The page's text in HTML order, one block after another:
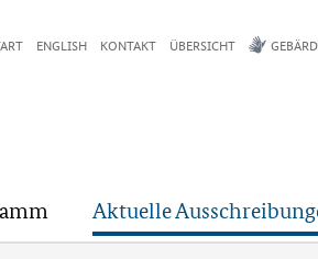
ENGLISH KONTAKT ÜBERSICHT
Aktuelle